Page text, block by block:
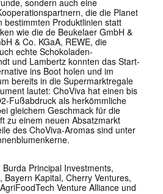
sondern auch eine
die die Planet
bestimmten Produktlinien statt
wie die de Beukelaer GmbH &
& Co. KGaA, REWE, die
echte Schokoladen-
und Lambertz konnten das Start-
ins Boot holen und im
bereits in die Supermarktregale
lautet: ChoViva hat einen bis
Fußabdruck als herkömmliche
gleichem Geschmack für die
zu einem neuen Absatzmarkt
des ChoViva-Aromas sind unter
Principal Investments,
Bayern Kapital, Cherry Ventures,
Venture Alliance und